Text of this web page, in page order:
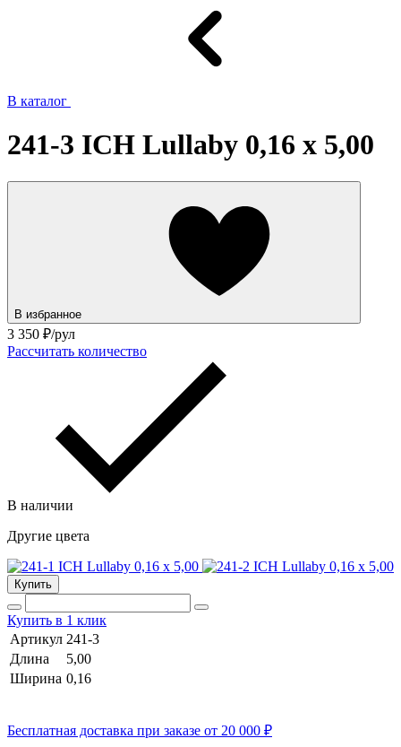
В каталог
241-3 ICH Lullaby 0,16 x 5,00
В избранное
3 350 ₽/рул
Рассчитать количество
В наличии
Другие цвета
Купить
Купить в 1 клик
Артикул 241-3
Длина
5,00
Ширина 0,16
Бесплатная доставка при заказе от 20 000 ₽